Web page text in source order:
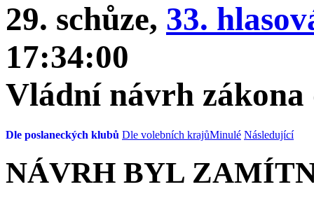
29. schůze, 33.
17:34:00
Vládní návrh zákona
Dle poslaneckých klubů Dle volebních krajůMinulé Následující
NÁVRH BYL